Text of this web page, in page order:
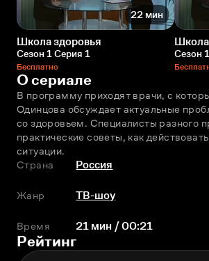
22 мин
Школа здоровья
Сезон 1 Серия 1
Бесплатно
Школа
Сезон
О сериале
В программу приходят врачи, с
Одинцова обсуждает актуальные
со здоровьем. Специалисты разного
практические советы, как
ситуации.
Страна
Россия
Жанр ТВ-шоу
Время 21 мин / 00:21
Рейтинг